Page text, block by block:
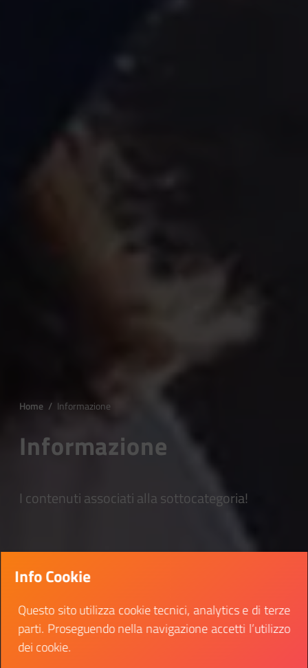
Home / Informazione
Informazione
I contenuti associati alla sottocategoria!
Info Cookie
Questo sito utilizza cookie tecnici, analytics e di terze
parti. Proseguendo nella navigazione accetti l’utilizzo
dei cookie.